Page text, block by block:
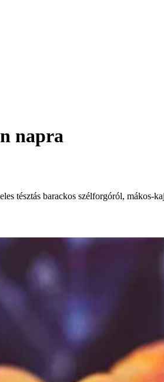
napra
tésztás barackos szélforgóról,